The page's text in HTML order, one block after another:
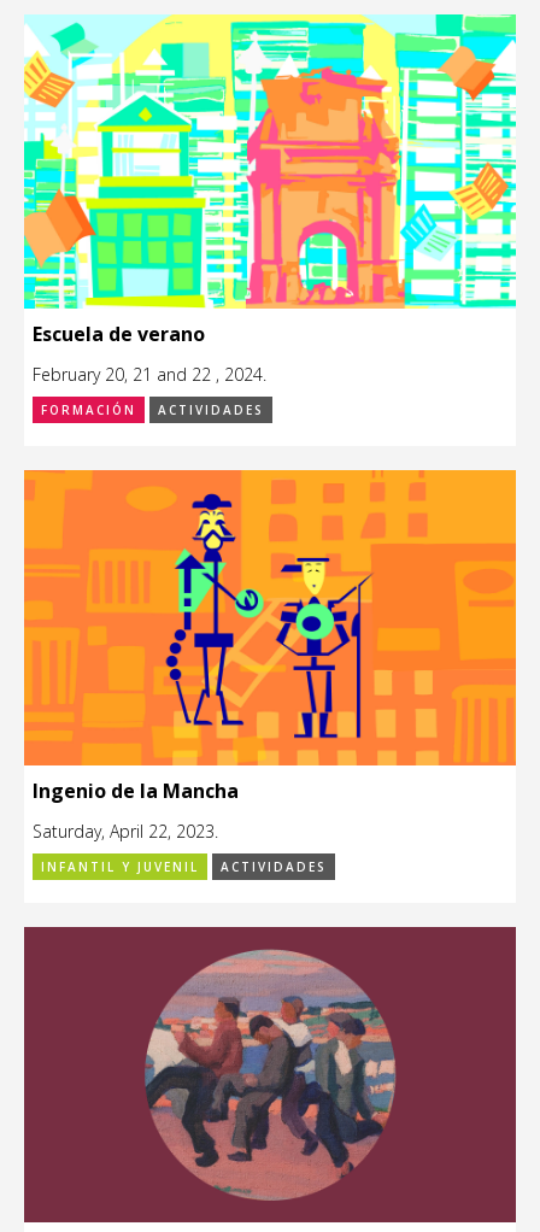
Escuela de verano
February 20, 21 and 22 , 2024.
FORMACIÓN ACTIVIDADES
Ingenio de la Mancha
Saturday, April 22, 2023.
INFANTIL Y JUVENIL ACTIVIDADES